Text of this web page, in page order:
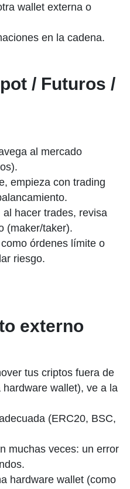
wallet externa o
en la cadena.
/ Futuros /
al mercado
empieza con trading
hacer trades, revisa
(maker/taker).
órdenes límite o
riesgo.
externo
tus criptos fuera de
wallet), ve a la
(ERC20, BSC,
muchas veces: un error
hardware wallet (como